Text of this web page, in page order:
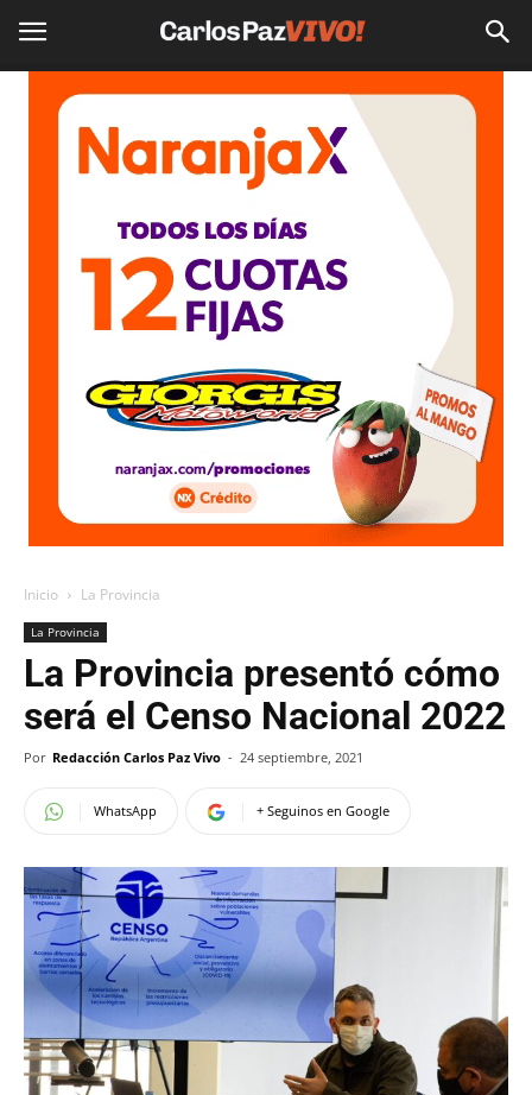
Inicio La Provincia
La Provincia
La Provincia presentó cómo
será el Censo Nacional 2022
Por Redacción Carlos Paz Vivo - 24 septiembre, 2021
WhatsApp + Seguinos en Google